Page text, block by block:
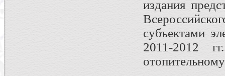
издания
субъектами
2011-2012